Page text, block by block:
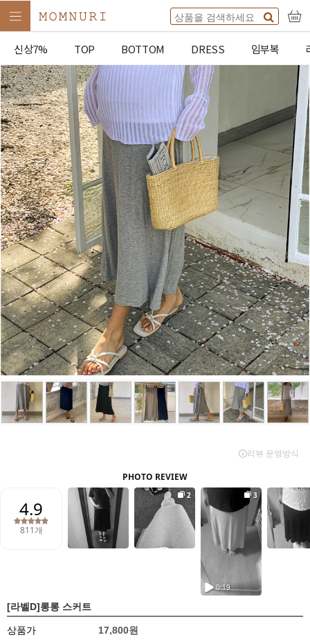
신상7% TOP BOTTOM DRESS 임부복
[라벨D]롱롱 스커트
상품가 17,800원